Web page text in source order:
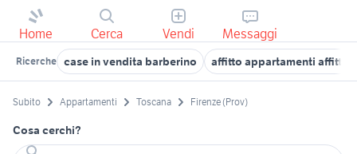
Home Cerca Vendi Messaggi
Ricerche case in vendita barberino affitto appartamenti affitto
Subito Appartamenti Toscana Firenze (Prov)
Cosa cerchi?